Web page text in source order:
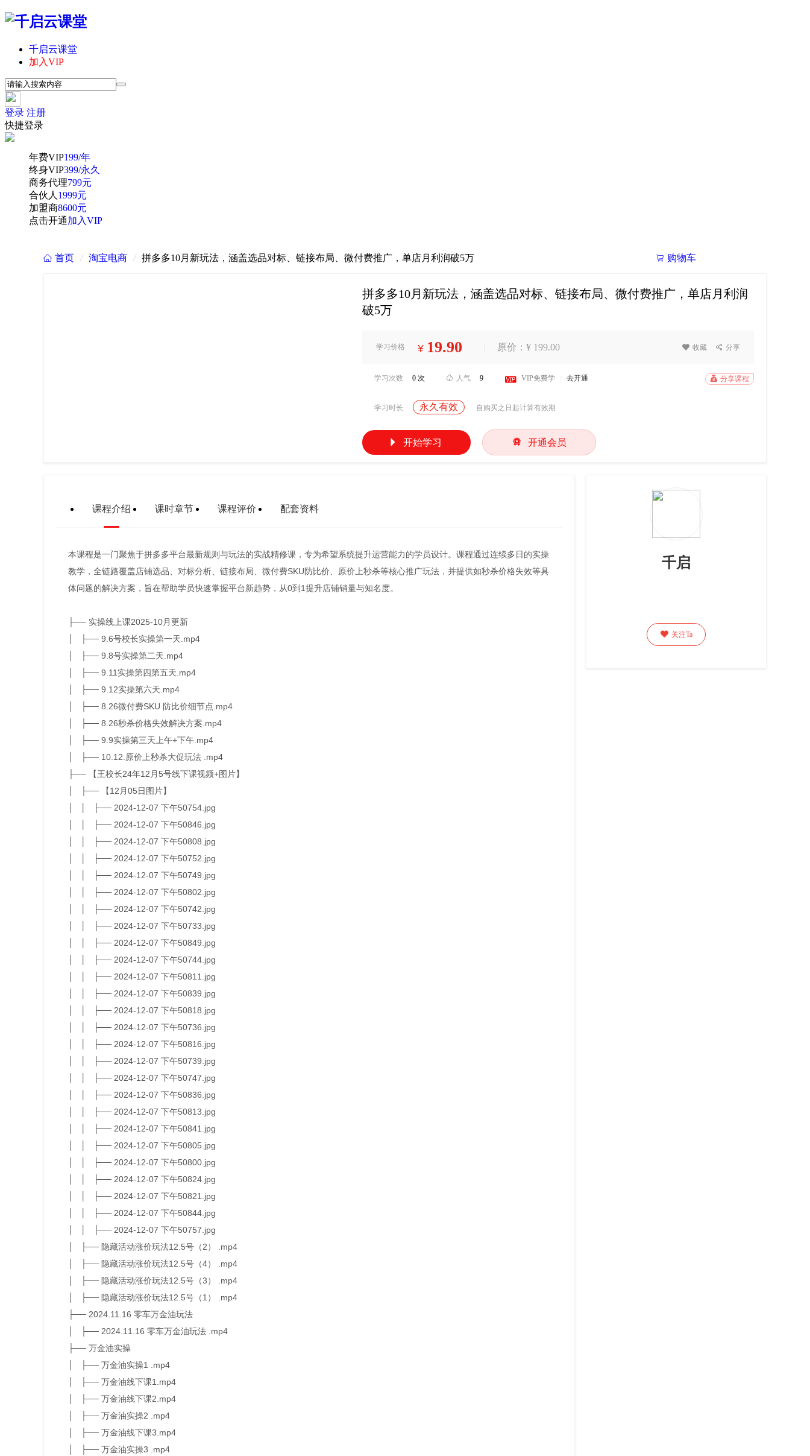
千启云课堂
加入VIP
登录 注册
快捷登录
年费VIP199/年
终身VIP399/永久
商务代理799元
合伙人 1999元
加盟商8600元
点击开通加入VIP
 购物车
 首页 / 淘宝电商 / 拼多多10月新玩法，涵盖选品对标、链接布局、微付费推广，单店月利润破5万
拼多多10月新玩法，涵盖选品对标、链接布局、微付费推广，单店月利润
破5万
学习价格 ¥ 19.90 原价：¥ 199.00  收藏  分享
学习次数 0 次  人气 9  VIP免费学 去开通  分享课程
学习时长 永久有效 自购买之日起计算有效期
 开始学习  开通会员
课程介绍 课时章节 课程评价 配套资料
本课程是一门聚焦于拼多多平台最新规则与玩法的实战精修课，专为希望系统提升运营能力的学员设计。课程通过连续多日的实操
教学，全链路覆盖店铺选品、对标分析、链接布局、微付费SKU防比价、原价上秒杀等核心推广玩法，并提供如秒杀价格失效等具
体问题的解决方案，旨在帮助学员快速掌握平台新趋势，从0到1提升店铺销量与知名度。
├── 实操线上课2025-10月更新
│ ├── 9.6号校长实操第一天.mp4
│ ├── 9.8号实操第二天.mp4
│ ├── 9.11实操第四第五天.mp4
│ ├── 9.12实操第六天.mp4
│ ├── 8.26微付费SKU 防比价细节点.mp4
│ ├── 8.26秒杀价格失效解决方案.mp4
│ ├── 9.9实操第三天上午+下午.mp4
│ ├── 10.12.原价上秒杀大促玩法 .mp4
├── 【王校长24年12月5号线下课视频+图片】
│ ├── 【12月05日图片】
│ │ ├── 2024-12-07 下午50754.jpg
│ │ ├── 2024-12-07 下午50846.jpg
│ │ ├── 2024-12-07 下午50808.jpg
│ │ ├── 2024-12-07 下午50752.jpg
│ │ ├── 2024-12-07 下午50749.jpg
│ │ ├── 2024-12-07 下午50802.jpg
│ │ ├── 2024-12-07 下午50742.jpg
│ │ ├── 2024-12-07 下午50733.jpg
│ │ ├── 2024-12-07 下午50849.jpg
│ │ ├── 2024-12-07 下午50744.jpg
│ │ ├── 2024-12-07 下午50811.jpg
│ │ ├── 2024-12-07 下午50839.jpg
│ │ ├── 2024-12-07 下午50818.jpg
│ │ ├── 2024-12-07 下午50736.jpg
│ │ ├── 2024-12-07 下午50816.jpg
│ │ ├── 2024-12-07 下午50739.jpg
│ │ ├── 2024-12-07 下午50747.jpg
│ │ ├── 2024-12-07 下午50836.jpg
│ │ ├── 2024-12-07 下午50813.jpg
│ │ ├── 2024-12-07 下午50841.jpg
│ │ ├── 2024-12-07 下午50805.jpg
│ │ ├── 2024-12-07 下午50800.jpg
│ │ ├── 2024-12-07 下午50824.jpg
│ │ ├── 2024-12-07 下午50821.jpg
│ │ ├── 2024-12-07 下午50844.jpg
│ │ ├── 2024-12-07 下午50757.jpg
│ ├── 隐藏活动涨价玩法12.5号（2） .mp4
│ ├── 隐藏活动涨价玩法12.5号（4） .mp4
│ ├── 隐藏活动涨价玩法12.5号（3） .mp4
│ ├── 隐藏活动涨价玩法12.5号（1） .mp4
├── 2024.11.16 零车万金油玩法
│ ├── 2024.11.16 零车万金油玩法 .mp4
├── 万金油实操
│ ├── 万金油实操1 .mp4
│ ├── 万金油线下课1.mp4
│ ├── 万金油线下课2.mp4
│ ├── 万金油实操2 .mp4
│ ├── 万金油线下课3.mp4
│ ├── 万金油实操3 .mp4
千启
 关注Ta